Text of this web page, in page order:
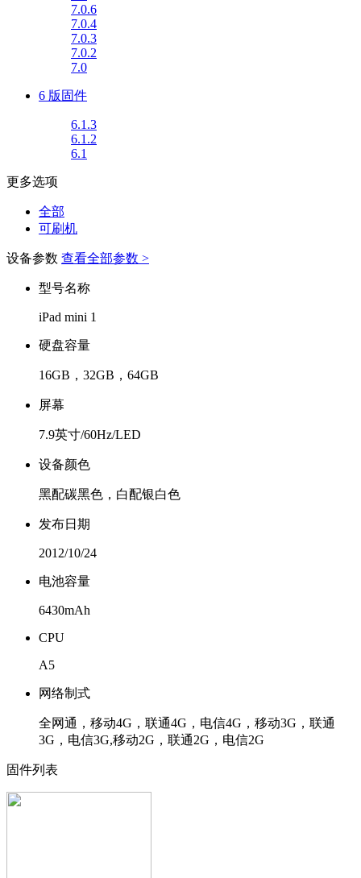
7.0.6
7.0.4
7.0.3
7.0.2
7.0
6 版固件
6.1.3
6.1.2
6.1
更多选项
全部
可刷机
设备参数 查看全部参数 >
型号名称
iPad mini 1
硬盘容量
16GB，32GB，64GB
屏幕
7.9英寸/60Hz/LED
设备颜色
黑配碳黑色，白配银白色
发布日期
2012/10/24
电池容量
6430mAh
CPU
A5
网络制式
全网通，移动4G，联通4G，电信4G，移动3G，联通
3G，电信3G,移动2G，联通2G，电信2G
固件列表